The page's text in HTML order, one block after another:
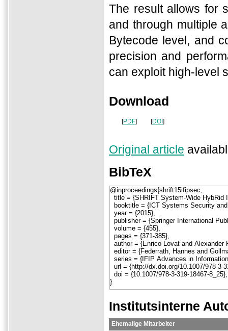
The result allows for
and through multiple
Bytecode level, and
precision and
can exploit high-level
Download
[PDF] [DOI ]
Original article
BibTeX
Institutsinterne
Ehemalige Mitarbeiter